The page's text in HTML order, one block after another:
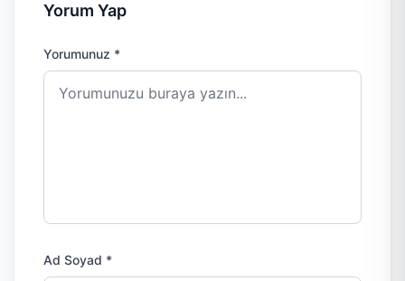
Yorum Yap
Yorumunuz *
Ad Soyad *